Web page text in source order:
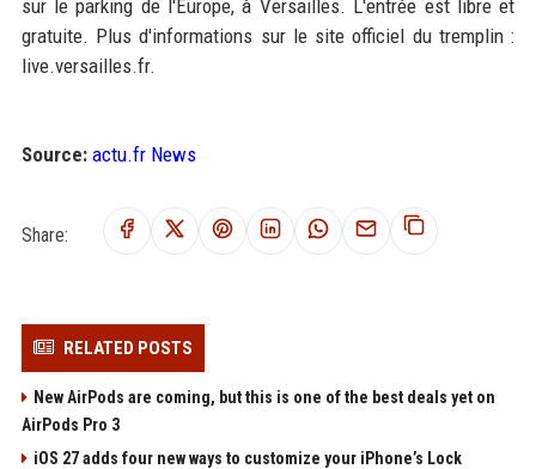
sur le parking de l'Europe, à Versailles. L'entrée est libre et
gratuite. Plus d'informations sur le site officiel du tremplin :
live.versailles.fr.
Source: actu.fr News
Share:
RELATED POSTS
New AirPods are coming, but this is one of the best deals yet on
AirPods Pro 3
iOS 27 adds four new ways to customize your iPhone’s Lock